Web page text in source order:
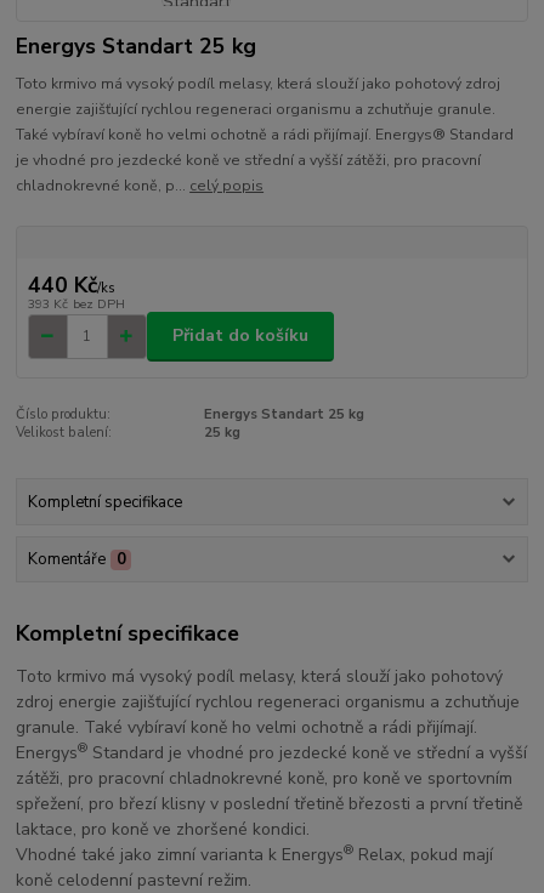
Energys Standart 25 kg
Toto krmivo má vysoký podíl melasy, která slouží jako pohotový zdroj
energie zajišťující rychlou regeneraci organismu a zchutňuje granule.
Také vybíraví koně ho velmi ochotně a rádi přijímají. Energys® Standard
je vhodné pro jezdecké koně ve střední a vyšší zátěži, pro pracovní
chladnokrevné koně, p... celý popis
440 Kč/ks
393 Kč bez DPH
Přidat do košíku
Číslo produktu:
Energys Standart 25 kg
Velikost balení:
25 kg
Kompletní specifikace
Komentáře 0
Kompletní specifikace
Toto krmivo má vysoký podíl melasy, která slouží jako pohotový
zdroj energie zajišťující rychlou regeneraci organismu a zchutňuje
granule. Také vybíraví koně ho velmi ochotně a rádi přijímají.
Energys® Standard je vhodné pro jezdecké koně ve střední a vyšší
zátěži, pro pracovní chladnokrevné koně, pro koně ve sportovním
spřežení, pro březí klisny v poslední třetině březosti a první třetině
laktace, pro koně ve zhoršené kondici.
Vhodné také jako zimní varianta k Energys® Relax, pokud mají
koně celodenní pastevní režim.